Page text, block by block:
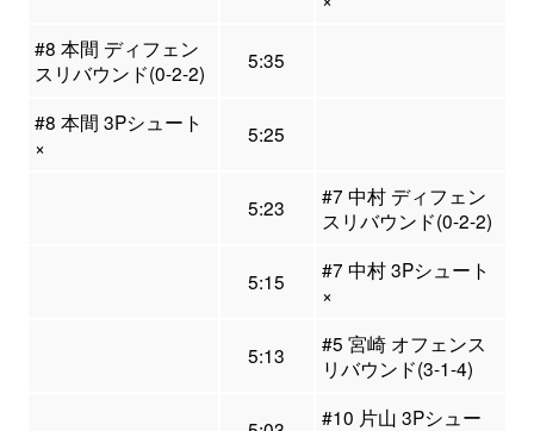
#8 本間 ディフェン
スリバウンド(0-2-2)
5:35
#8 本間 3Pシュート
×
5:25
5:23
#7 中村 ディフェン
スリバウンド(0-2-2)
5:15
#7 中村 3Pシュート
×
5:13
#5 宮崎 オフェンス
リバウンド(3-1-4)
#10 片山 3Pシュー